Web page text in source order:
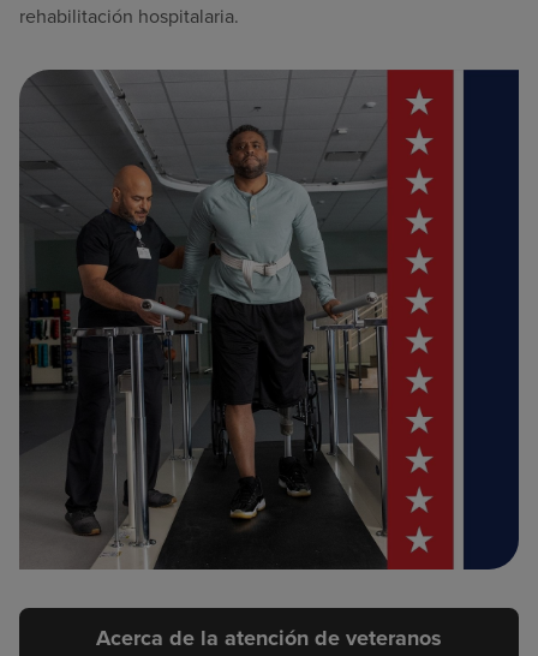
rehabilitación hospitalaria.
Acerca de la atención de veteranos